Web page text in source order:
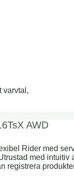
varvtal,
AWD
Rider med
med
registrera